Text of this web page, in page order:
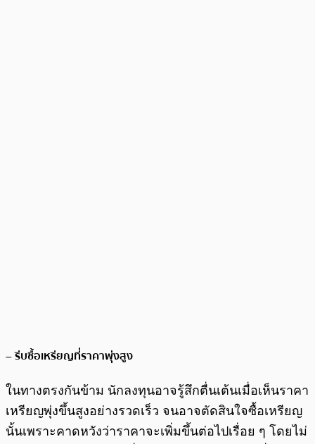
– รีบซื้อเหรียญที่ราคาพุ่งสูง
ในทางตรงกันข้าม นักลงทุนอาจรู้สึกตื่นเต้นเมื่อเห็นราคา
เหรียญพุ่งขึ้นสูงอย่างรวดเร็ว จนอาจตัดสินใจซื้อเหรียญ
นั้นเพราะคาดหวังว่าราคาจะเพิ่มขึ้นต่อไปเรื่อย ๆ โดยไม่